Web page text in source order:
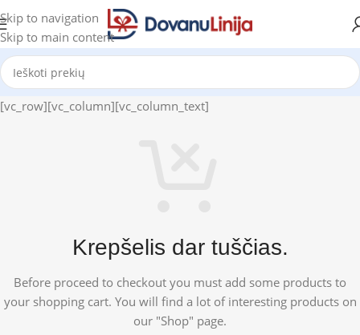
Skip to navigation
Skip to main content
[vc_row][vc_column][vc_column_text]
Krepšelis dar tuščias.
Before proceed to checkout you must add some products to
your shopping cart. You will find a lot of interesting products on
our "Shop" page.